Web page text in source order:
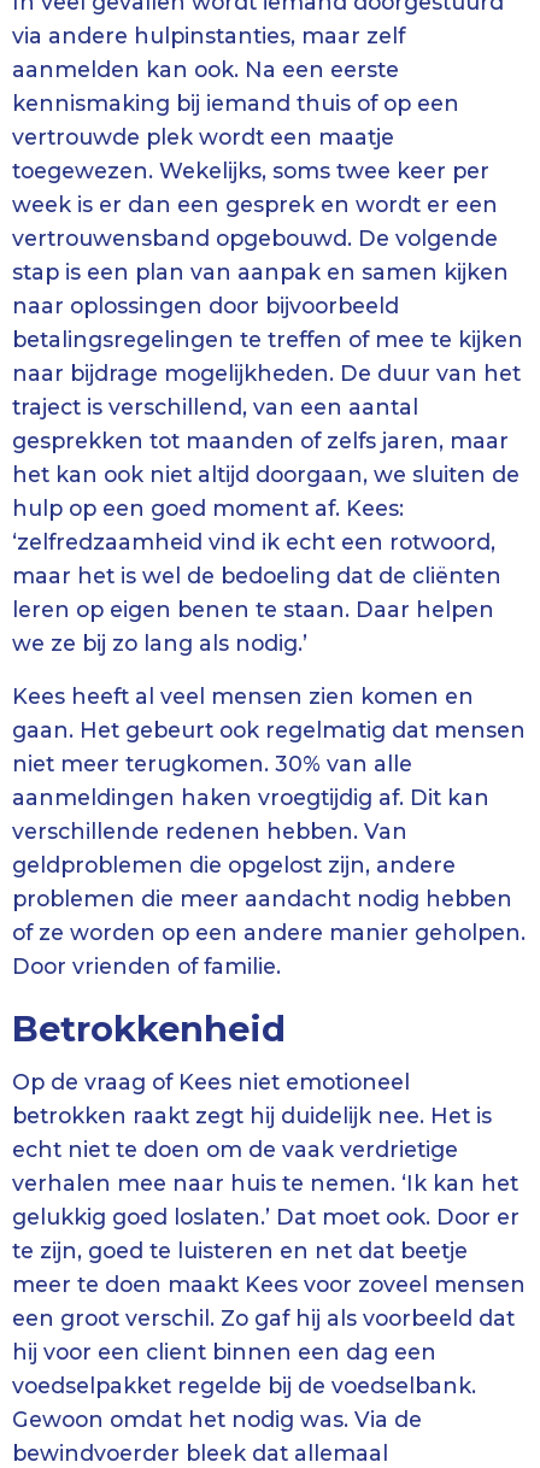
via andere hulpinstanties, maar zelf
aanmelden kan ook. Na een eerste
kennismaking bij iemand thuis of op een
vertrouwde plek wordt een maatje
toegewezen. Wekelijks, soms twee keer per
week is er dan een gesprek en wordt er een
vertrouwensband opgebouwd. De volgende
stap is een plan van aanpak en samen kijken
naar oplossingen door bijvoorbeeld
betalingsregelingen te treffen of mee te kijken
naar bijdrage mogelijkheden. De duur van het
traject is verschillend, van een aantal
gesprekken tot maanden of zelfs jaren, maar
het kan ook niet altijd doorgaan, we sluiten de
hulp op een goed moment af. Kees:
‘zelfredzaamheid vind ik echt een rotwoord,
maar het is wel de bedoeling dat de cliënten
leren op eigen benen te staan. Daar helpen
we ze bij zo lang als nodig.’
Kees heeft al veel mensen zien komen en
gaan. Het gebeurt ook regelmatig dat mensen
niet meer terugkomen. 30% van alle
aanmeldingen haken vroegtijdig af. Dit kan
verschillende redenen hebben. Van
geldproblemen die opgelost zijn, andere
problemen die meer aandacht nodig hebben
of ze worden op een andere manier geholpen.
Door vrienden of familie.
Betrokkenheid
Op de vraag of Kees niet emotioneel
betrokken raakt zegt hij duidelijk nee. Het is
echt niet te doen om de vaak verdrietige
verhalen mee naar huis te nemen. ‘Ik kan het
gelukkig goed loslaten.’ Dat moet ook. Door er
te zijn, goed te luisteren en net dat beetje
meer te doen maakt Kees voor zoveel mensen
een groot verschil. Zo gaf hij als voorbeeld dat
hij voor een client binnen een dag een
voedselpakket regelde bij de voedselbank.
Gewoon omdat het nodig was. Via de
bewindvoerder bleek dat allemaal